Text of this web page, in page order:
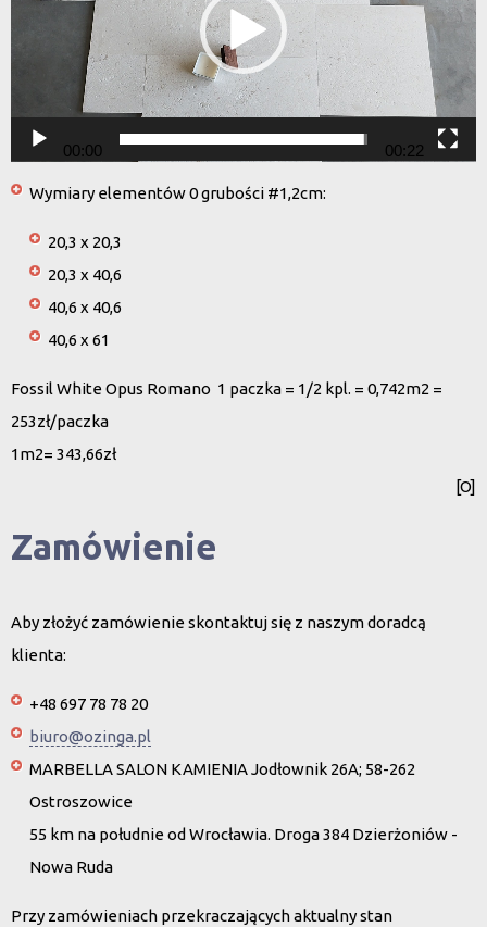
00:00 00:22
Wymiary elementów 0 grubości #1,2cm:
20,3 x 20,3
20,3 x 40,6
40,6 x 40,6
40,6 x 61
Fossil White Opus Romano 1 paczka = 1/2 kpl. = 0,742m2 =
253zł/paczka
1m2= 343,66zł
[O]
Zamówienie
Aby złożyć zamówienie skontaktuj się z naszym doradcą
klienta:
+48 697 78 78 20
biuro@ozinga.pl
MARBELLA SALON KAMIENIA Jodłownik 26A; 58-262
Ostroszowice
55 km na południe od Wrocławia. Droga 384 Dzierżoniów -
Nowa Ruda
Przy zamówieniach przekraczających aktualny stan